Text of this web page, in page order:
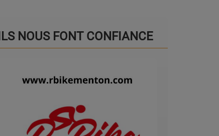
ILS NOUS FONT CONFIANCE